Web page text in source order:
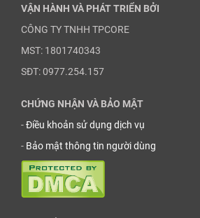
VẬN HÀNH VÀ PHÁT TRIỂN BỞI
CÔNG TY TNHH TPCORE
MST: 1801740343
SĐT: 0977.254.157
CHỨNG NHẬN VÀ BẢO MẬT
-Điều khoản sử dụng dịch vụ
- Bảo mật thông tin người dùng